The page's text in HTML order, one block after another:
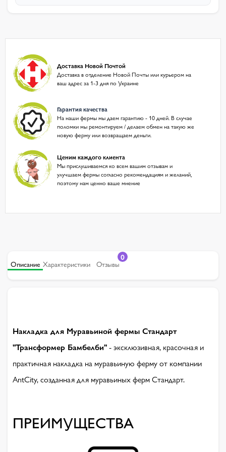
Доставка Новой Почтой
Доставка в отделение Новой Почты или курьером на
ваш адрес за 1-3 дня по Украине
Гарантия качества
На наши фермы мы даем гарантию - 10 дней. В случае
поломки мы ремонтируем / делаем обмен на такую же
новую ферму или возвращаем деньги.
Ценим каждого клиента
Мы прислушиваемся ко всем вашим отзывам и
улучшаем фермы согласно рекомендациям и желаний,
поэтому нам ценно ваше мнение
Описание Характеристики Отзывы
0
Накладка для Муравьиной фермы Стандарт
"Трансформер Бамбелби"- эксклюзивная, красочная и
практичная накладка на муравьиную ферму от компании
AntCity, созданная для муравьиных ферм Стандарт.
ПРЕИМУЩЕСТВА